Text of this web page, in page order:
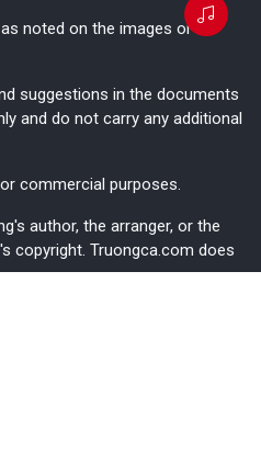
noted on the images or
suggestions in the documents
and do not carry any additional
commercial purposes.
author, the arranger, or the
copyright. Truongca.com does